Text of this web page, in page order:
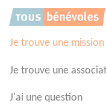
Je trouve une mission
Je trouve une
J'ai une question
Panneau de gestion des